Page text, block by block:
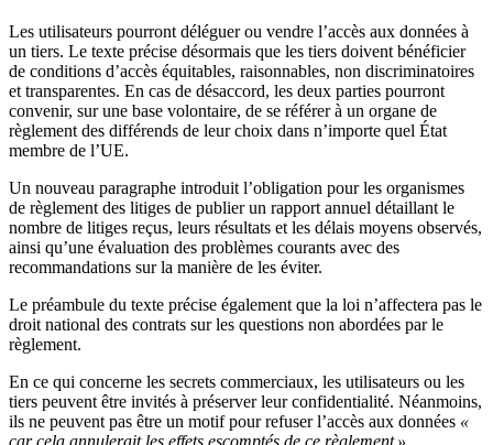
Les utilisateurs pourront déléguer ou vendre l’accès aux données à
un tiers. Le texte précise désormais que les tiers doivent bénéficier
de conditions d’accès équitables, raisonnables, non discriminatoires
et transparentes. En cas de désaccord, les deux parties pourront
convenir, sur une base volontaire, de se référer à un organe de
règlement des différends de leur choix dans n’importe quel État
membre de l’UE.
Un nouveau paragraphe introduit l’obligation pour les organismes
de règlement des litiges de publier un rapport annuel détaillant le
nombre de litiges reçus, leurs résultats et les délais moyens observés,
ainsi qu’une évaluation des problèmes courants avec des
recommandations sur la manière de les éviter.
Le préambule du texte précise également que la loi n’affectera pas le
droit national des contrats sur les questions non abordées par le
règlement.
En ce qui concerne les secrets commerciaux, les utilisateurs ou les
tiers peuvent être invités à préserver leur confidentialité. Néanmoins,
ils ne peuvent pas être un motif pour refuser l’accès aux données «
car cela annulerait les effets escomptés de ce règlement »